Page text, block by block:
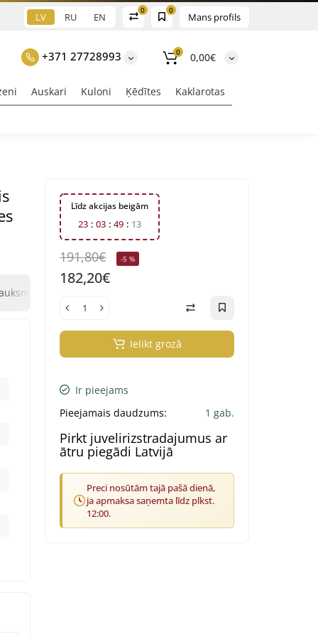
Mans profils
0
0
LV RU EN
+371 27728993 0 0,00€
Auskari Kuloni Ķēdītes Kaklarotas
Līdz akcijas beigām
23 03 49 12
191,80€ -5 %
182,20€
Ielikt grozā
Ir pieejams
Pieejamais daudzums:
1 gab.
Pirkt juvelirizstradajumus ar
ātru piegādi Latvijā
Preci nosūtām tajā pašā dienā,
ja apmaksa saņemta līdz plkst.
12:00.